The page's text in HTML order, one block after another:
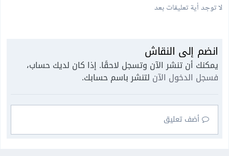
لا توجد أية تعليقات بعد
انضم إلى النقاش
يمكنك أن تنشر الآن وتسجل لاحقًا. إذا كان لديك حساب،
فسجل الدخول الآن لتنشر باسم حسابك.
أضف تعليق